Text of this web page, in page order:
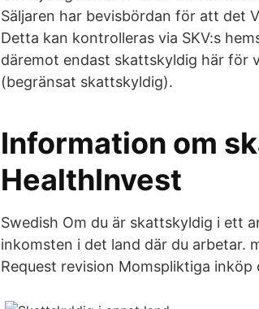
Säljaren har bevisbördan för att det
Detta kan kontrolleras via SKV:s
däremot endast skattskyldig här för
(begränsat skattskyldig).
Information om
HealthInvest
Swedish Om du är skattskyldig i ett
inkomsten i det land där du arbetar.
Request revision Momspliktiga